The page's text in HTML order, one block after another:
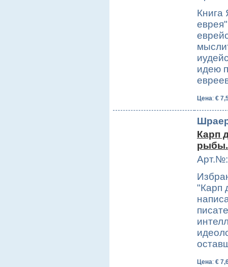
Книга
идею
Цена: €
Карп
"Карп
Цена: €